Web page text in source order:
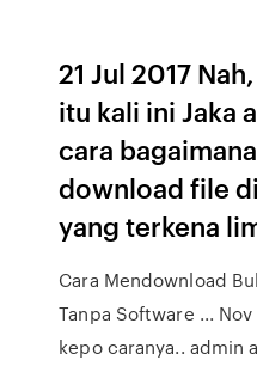
21 Jul 2017
itu kali ini Jaka
cara
download file
yang terkena
Cara Mendownload
Tanpa Software ... Nov
kepo caranya.. admin